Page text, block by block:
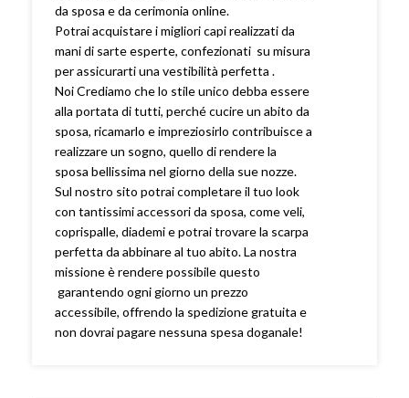
da sposa e da cerimonia online.
Potrai acquistare i migliori capi realizzati da
mani di sarte esperte, confezionati su misura
per assicurarti una vestibilità perfetta .
Noi Crediamo che lo stile unico debba essere
alla portata di tutti, perché cucire un abito da
sposa, ricamarlo e impreziosirlo contribuisce a
realizzare un sogno, quello di rendere la
sposa bellissima nel giorno della sue nozze.
Sul nostro sito potrai completare il tuo look
con tantissimi accessori da sposa, come veli,
coprispalle, diademi e potrai trovare la scarpa
perfetta da abbinare al tuo abito. La nostra
missione è rendere possibile questo
garantendo ogni giorno un prezzo
accessibile, offrendo la spedizione gratuita e
non dovrai pagare nessuna spesa doganale!